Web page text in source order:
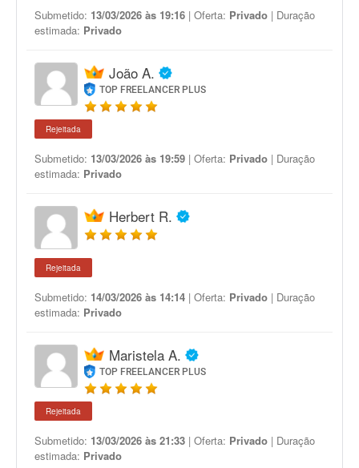
Submetido: 13/03/2026 às 19:16 | Oferta: Privado | Duração
estimada: Privado
João A.
TOP FREELANCER PLUS
Rejeitada
Submetido: 13/03/2026 às 19:59 | Oferta: Privado | Duração
estimada: Privado
Herbert R.
Rejeitada
Submetido: 14/03/2026 às 14:14 | Oferta: Privado | Duração
estimada: Privado
Maristela A.
TOP FREELANCER PLUS
Rejeitada
Submetido: 13/03/2026 às 21:33 | Oferta: Privado | Duração
estimada: Privado